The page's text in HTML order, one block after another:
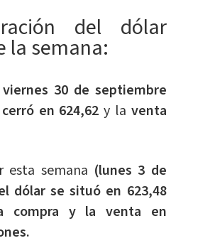
del dólar
la semana:
viernes 30 de septiembre
en 624,62 y la venta
esta semana (lunes 3 de
dólar se situó en 623,48
compra y la venta en